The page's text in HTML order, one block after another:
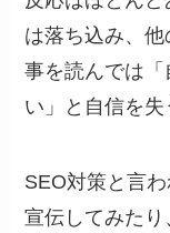
は落ち込み、
事を読んでは
い」と自信を失
SEO対策と言
宣伝してみた